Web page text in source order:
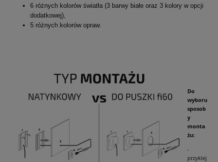
6 różnych kolorów światła (3 barwy białe oraz 3 kolory w opcji
dodatkowej),
5 różnych kolorów opraw.
Do
wyboru
sposob
y
monta
żu:
-
przyklej